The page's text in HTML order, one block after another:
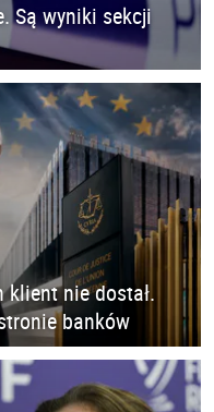
Są wyniki sekcji
klient nie dostał.
banków